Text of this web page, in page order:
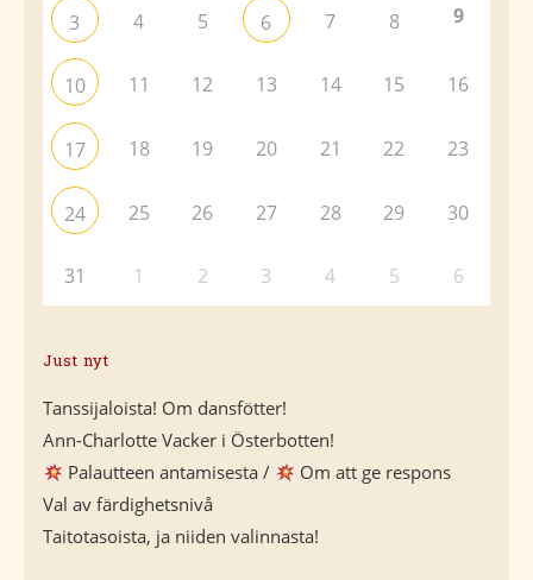
3 4 5 6 7 8 9
10 11 12 13 14 15 16
17 18 19 20 21 22 23
24 25 26 27 28 29 30
31 1 2 3 4 5 6
Just nyt
Tanssijaloista! Om dansfötter!
Ann-Charlotte Vacker i Österbotten!
Palautteen antamisesta /
Om att ge respons
Val av färdighetsnivå
Taitotasoista, ja niiden valinnasta!